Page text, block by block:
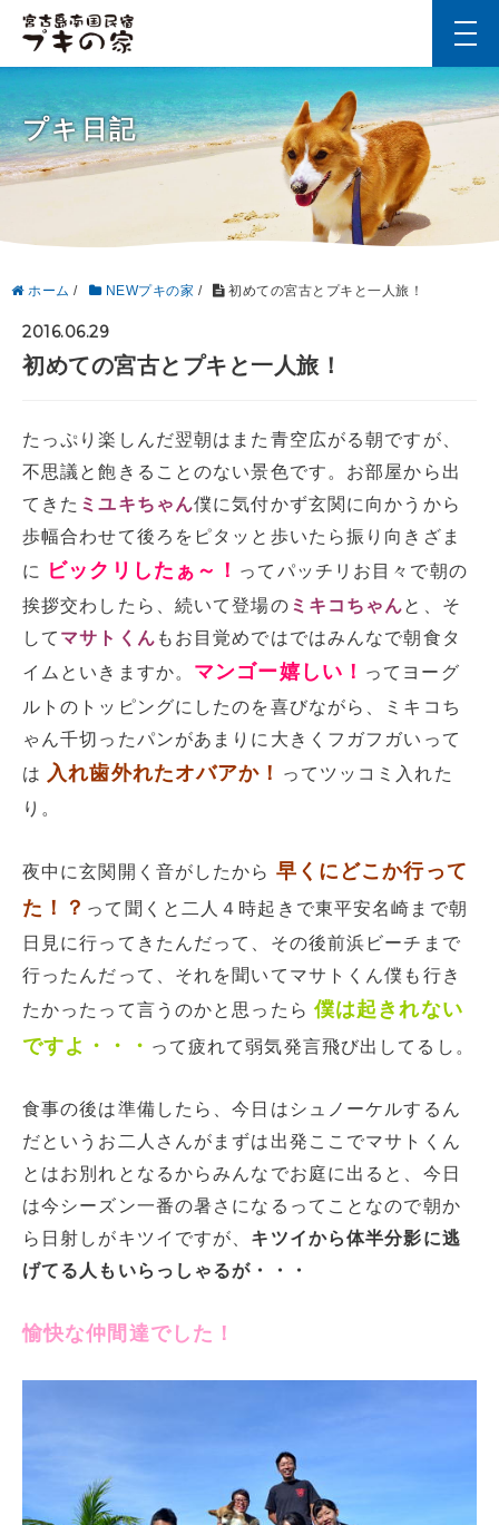
プキ日記
ホーム / NEWプキの家 / 初めての宮古とプキと一人旅！
2016.06.29
初めての宮古とプキと一人旅！
たっぷり楽しんだ翌朝はまた青空広がる朝ですが、
不思議と飽きることのない景色です。お部屋から出
てきた ミユキちゃん僕に気付かず玄関に向かうから
歩幅合わせて後ろをピタッと歩いたら振り向きざま
に
ビックリしたぁ～！ ってパッチリお目々で朝の
挨拶交わしたら、続いて登場の ミキコちゃんと、そ
して マサトくん もお目覚めではではみんなで朝食タ
イムといきますか。 マンゴー嬉しい！ ってヨーグ
ルトのトッピングにしたのを喜びながら、ミキコち
ゃん千切ったパンがあまりに大きくフガフガいって
は 入れ歯外れたオバアか！
ってツッコミ入れた
り。
夜中に玄関開く音がしたから 早くにどこか行って
た！？ って聞くと二人４時起きで東平安名崎まで朝
日見に行ってきたんだって、その後前浜ビーチまで
行ったんだって、それを聞いてマサトくん僕も行き
たかったって言うのかと思ったら 僕は起きれない
ですよ・・・ って疲れて弱気発言飛び出してるし。
食事の後は準備したら、今日はシュノーケルするん
だというお二人さんがまずは出発ここでマサトくん
とはお別れとなるからみんなでお庭に出ると、今日
は今シーズン一番の暑さになるってことなので朝か
ら日射しがキツイですが、 キツイから体半分影に逃
げてる人もいらっしゃるが・・・
愉快な仲間達でした！
t
o
g
g
l
v
a